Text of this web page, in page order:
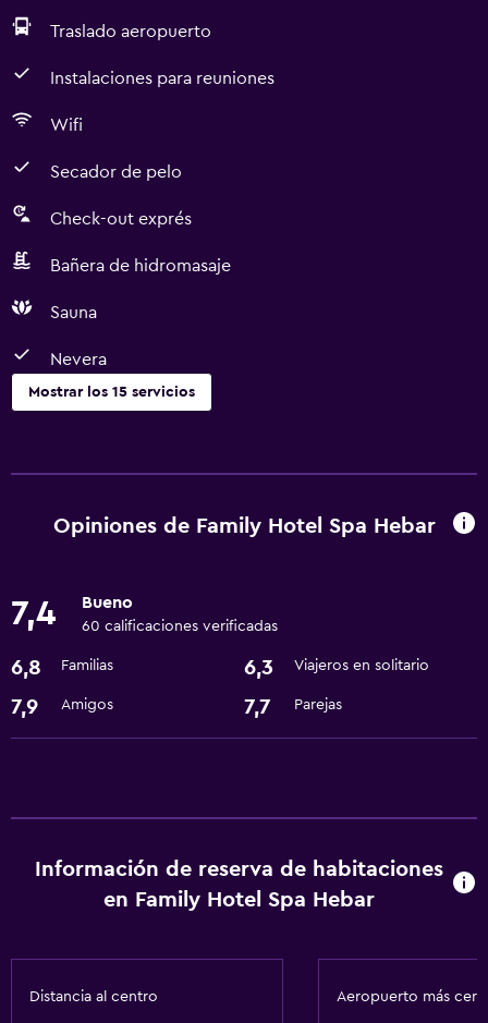
Traslado aeropuerto
Instalaciones para reuniones
Wifi
Secador de pelo
Check-out exprés
Bañera de hidromasaje
Sauna
Nevera
Mostrar los 15 servicios
Servicio de habitaciones
Piscina y spa
Bañera de hidromasaje
Actividades
Estacionamiento y transporte
Traslado aeropuerto
Accesibilidad y adecuación
Habitaciones para no fumadores disponibles
Opiniones de Family Hotel Spa Hebar
7,4 Bueno
60 calificaciones verificadas
6,8 Familias 6,3 Viajeros en solitario
7,9 Amigos 7,7 Parejas
Información de reserva de habitaciones
en Family Hotel Spa Hebar
Distancia al centro Aeropuerto más